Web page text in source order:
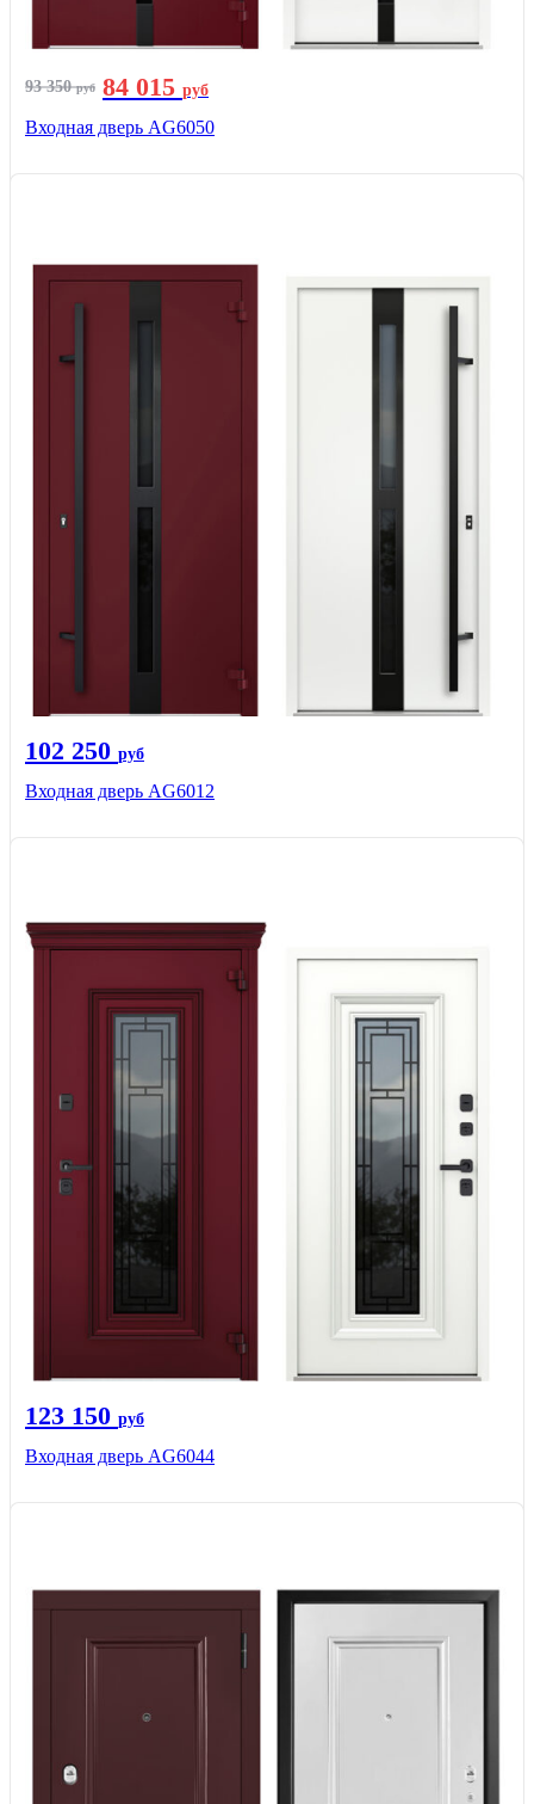
93 350руб 84 015 руб
Входная дверь AG6050
102 250 руб
Входная дверь AG6012
123 150 руб
Входная дверь AG6044